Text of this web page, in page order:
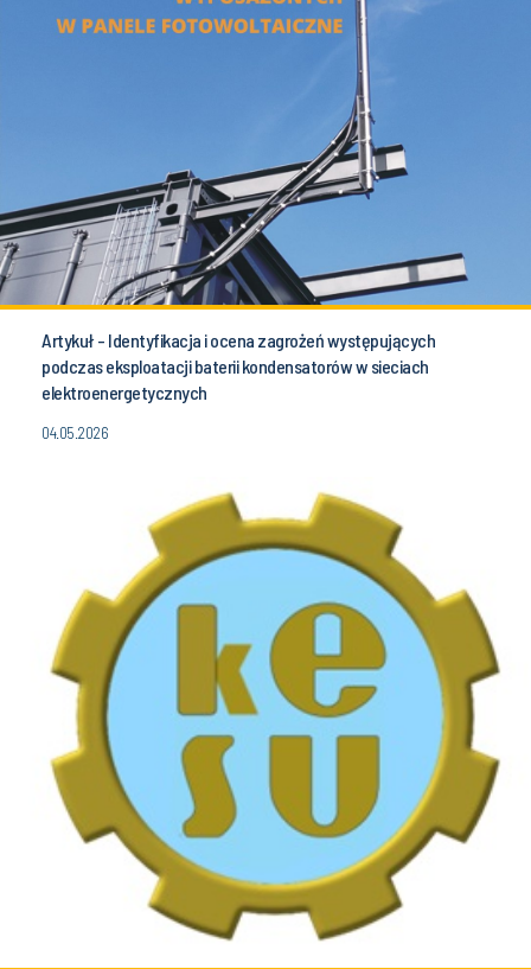
Artykuł - Identyfikacja i ocena zagrożeń występujących
podczas eksploatacji baterii kondensatorów w sieciach
elektroenergetycznych
04.05.2026